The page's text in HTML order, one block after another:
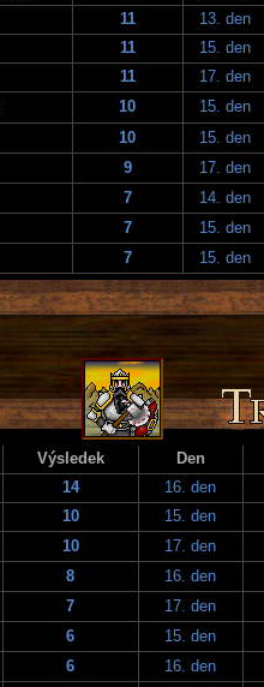
11
13. den
11
15. den
11
17. den
10
15. den
10
15. den
9
17. den
7
14. den
7
15. den
7 15. den
Výsledek
Den
14
16. den
10
15. den
10
17. den
8
16. den
7
17. den
6
15. den
6
16. den